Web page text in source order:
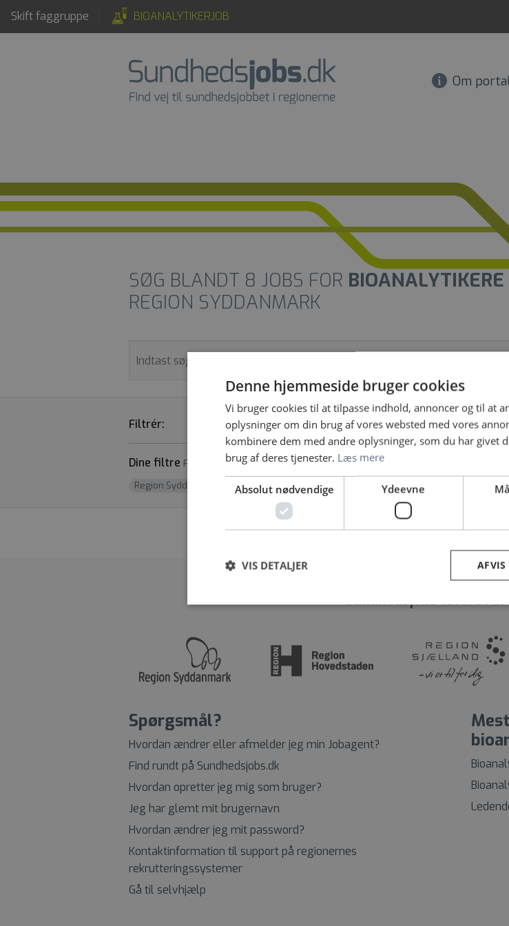
Skift faggruppe BIOANALYTIKERJOB
Om
SØG BLANDT 8 JOBS FOR BIOANALYTIKERE
REGION SYDDANMARK
Filtrér: STILLINGSTYPER ARBEJDSSTED
Dine filtre Fjern alle
Region Syddanmark
Sundhedsjobs leveret
Spørgsmål?
Hvordan ændrer eller afmelder jeg min Jobagent?
Find rundt på Sundhedsjobs.dk
Hvordan opretter jeg mig som bruger?
Jeg har glemt mit brugernavn
Hvordan ændrer jeg mit password?
Kontaktinformation til support på regionernes
rekrutteringssystemer
Gå til selvhjælp
Denne hjemmeside bruger cookies
Vi bruger cookies til at tilpasse indhold, annoncer og til at
oplysninger om din brug af vores websted med vores
kombinere dem med andre oplysninger, som du har givet
brug af deres tjenester. Læs mere
Absolut nødvendige Ydeevne
AFVIS
VIS DETALJER